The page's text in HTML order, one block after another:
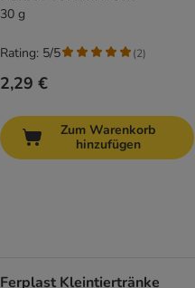
30 g
2,29 €
Rating: 5/5 (2)
Zum Warenkorb
hinzufügen
Ferplast Kleintiertränke